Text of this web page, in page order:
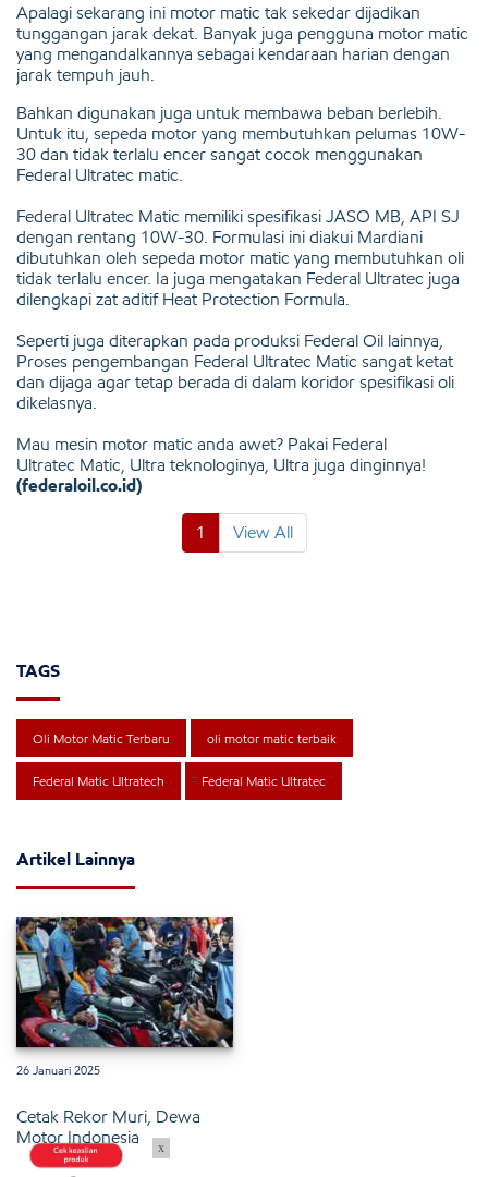
Apalagi sekarang ini motor matic tak sekedar dijadikan
tunggangan jarak dekat. Banyak juga pengguna motor matic
yang mengandalkannya sebagai kendaraan harian dengan
jarak tempuh jauh.
Bahkan digunakan juga untuk membawa beban berlebih.
Untuk itu, sepeda motor yang membutuhkan pelumas 10W-
30 dan tidak terlalu encer sangat cocok menggunakan
Federal Ultratec matic.
Federal Ultratec Matic memiliki spesifikasi JASO MB, API SJ
dengan rentang 10W-30. Formulasi ini diakui Mardiani
dibutuhkan oleh sepeda motor matic yang membutuhkan oli
tidak terlalu encer. Ia juga mengatakan Federal Ultratec juga
dilengkapi zat aditif Heat Protection Formula.
Seperti juga diterapkan pada produksi Federal Oil lainnya,
Proses pengembangan Federal Ultratec Matic sangat ketat
dan dijaga agar tetap berada di dalam koridor spesifikasi oli
dikelasnya.
Mau mesin motor matic anda awet? Pakai Federal
Ultratec Matic, Ultra teknologinya, Ultra juga dinginnya!
(federaloil.co.id)
1 View All
TAGS
Oli Motor Matic Terbaru oli motor matic terbaik
Federal Matic Ultratech Federal Matic Ultratec
Artikel Lainnya
26 Januari 2025
Cetak Rekor Muri, Dewa
Motor Indonesia
x